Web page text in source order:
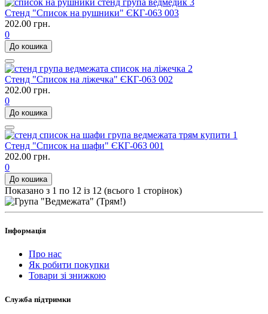
Стенд "Список на рушники" ЄКГ-063 003
202.00 грн.
0
До кошика
Стенд "Список на ліжечка" ЄКГ-063 002
202.00 грн.
0
До кошика
Стенд "Список на шафи" ЄКГ-063 001
202.00 грн.
0
До кошика
Показано з 1 по 12 із 12 (всього 1 сторінок)
Інформація
Про нас
Як робити покупки
Товари зі знижкою
Служба підтримки